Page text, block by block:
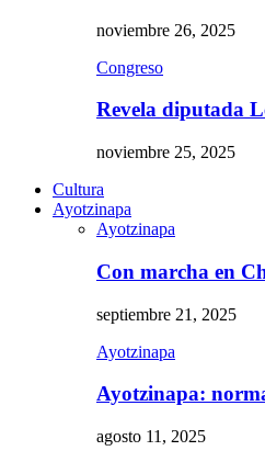
noviembre 26, 2025
Congreso
Revela diputada
noviembre 25, 2025
Cultura
Ayotzinapa
Ayotzinapa
Con marcha en
septiembre 21, 2025
Ayotzinapa
Ayotzinapa:
agosto 11, 2025